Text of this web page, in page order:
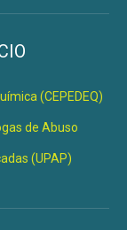
(CEPEDEQ)
de Abuso
(UPAP)